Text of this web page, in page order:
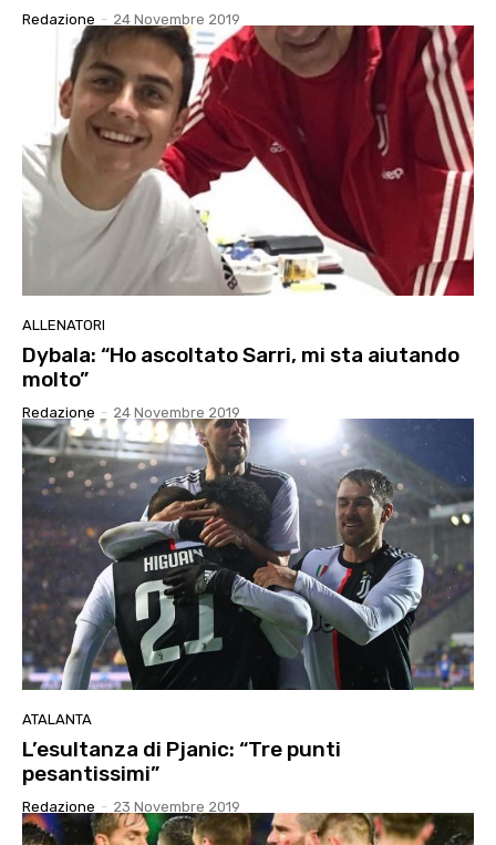
Redazione - 24 Novembre 2019
ALLENATORI
Dybala: “Ho ascoltato Sarri, mi sta aiutando
molto”
Redazione - 24 Novembre 2019
ATALANTA
L’esultanza di Pjanic: “Tre punti
pesantissimi”
Redazione - 23 Novembre 2019